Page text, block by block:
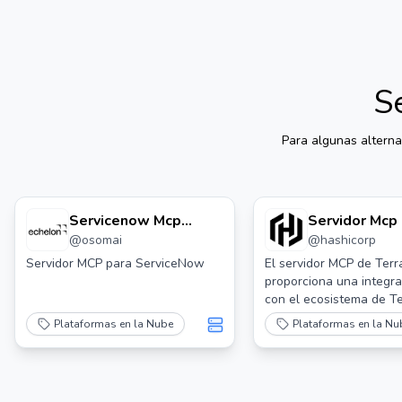
Para algunas
Servicenow Mcp
Servidor
@osomai
Servidor MCP para ServiceNow
Plataformas en la Nube
Servidor Mcp
Terraform
@hashicorp
El servidor MCP de
proporciona una
con el ecosistema de
permitiendo
avanzadas de
interacción para el
Plataformas en la